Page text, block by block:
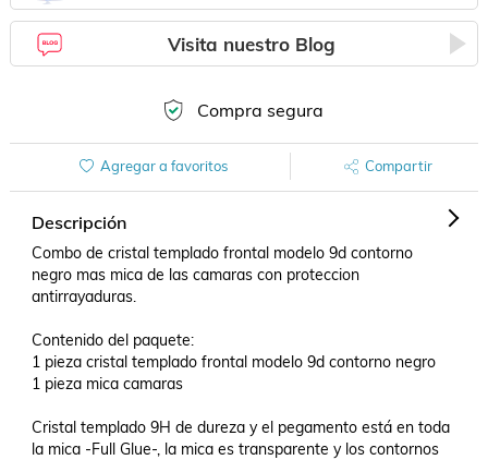
Visita nuestro Blog
Compra segura
Agregar a favoritos Compartir
Descripción
Combo de cristal templado frontal modelo 9d contorno
negro mas mica de las camaras con proteccion
antirrayaduras.
Contenido del paquete:
1 pieza cristal templado frontal modelo 9d contorno negro
1 pieza mica camaras
Cristal templado 9H de dureza y el pegamento está en toda
la mica -Full Glue-, la mica es transparente y los contornos